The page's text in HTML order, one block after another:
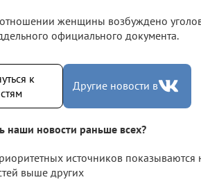
женщины возбуждено
официального документа.
к
Другие новости в
наши новости раньше всех?
источников показываются
выше других